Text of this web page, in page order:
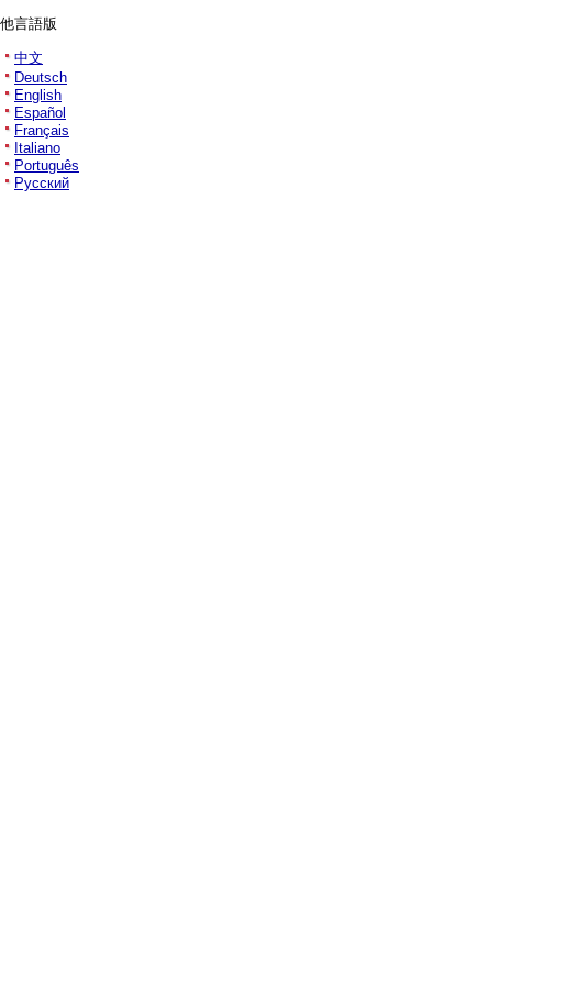
他言語版
中文
Deutsch
English
Español
Français
Italiano
Português
Русский